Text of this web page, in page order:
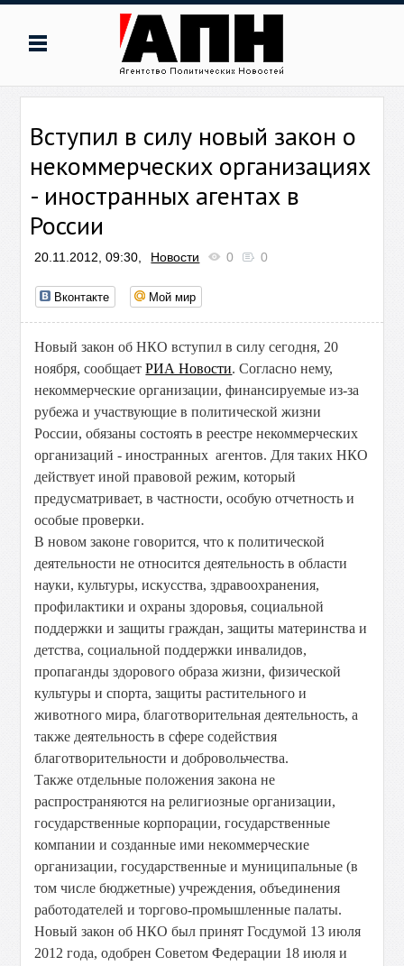
Вступил в силу новый закон о
некоммерческих организациях
- иностранных агентах в
России
20.11.2012, 09:30, Новости 0 0
Вконтакте Мой мир
Новый закон об НКО вступил в силу сегодня, 20
ноября, сообщаетРИА Новости. Согласно нему,
некоммерческие организации, финансируемые из-за
рубежа и участвующие в политической жизни
России, обязаны состоять в реестре некоммерческих
организаций - иностранных агентов. Для таких НКО
действует иной правовой режим, который
предусматривает, в частности, особую отчетность и
особые проверки.
В новом законе говорится, что к политической
деятельности не относится деятельность в области
науки, культуры, искусства, здравоохранения,
профилактики и охраны здоровья, социальной
поддержки и защиты граждан, защиты материнства и
детства, социальной поддержки инвалидов,
пропаганды здорового образа жизни, физической
культуры и спорта, защиты растительного и
животного мира, благотворительная деятельность, а
также деятельность в сфере содействия
благотворительности и добровольчества.
Также отдельные положения закона не
распространяются на религиозные организации,
государственные корпорации, государственные
компании и созданные ими некоммерческие
организации, государственные и муниципальные (в
том числе бюджетные) учреждения, объединения
работодателей и торгово-промышленные палаты.
Новый закон об НКО был принят Госдумой 13 июля
2012 года, одобрен Советом Федерации 18 июля и